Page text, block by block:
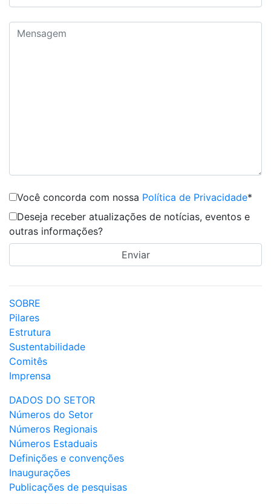
Você concorda com nossa Política de Privacidade*
Deseja receber atualizações de notícias, eventos e
outras informações?
SOBRE
Pilares
Estrutura
Sustentabilidade
Comitês
Imprensa
DADOS DO SETOR
Números do Setor
Números Regionais
Números Estaduais
Definições e convenções
Inaugurações
Publicações de pesquisas